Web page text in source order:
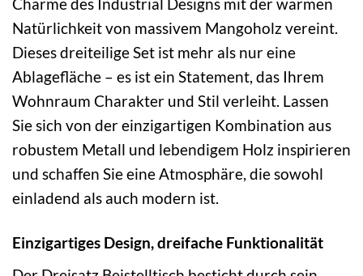
Natürlichkeit von massivem Mangoholz vereint.
Dieses dreiteilige Set ist mehr als nur eine
Ablagefläche – es ist ein Statement, das Ihrem
Wohnraum Charakter und Stil verleiht. Lassen
Sie sich von der einzigartigen Kombination aus
robustem Metall und lebendigem Holz inspirieren
und schaffen Sie eine Atmosphäre, die sowohl
einladend als auch modern ist.
Einzigartiges Design, dreifache Funktionalität